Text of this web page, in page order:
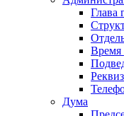
Глава
Время
Дума